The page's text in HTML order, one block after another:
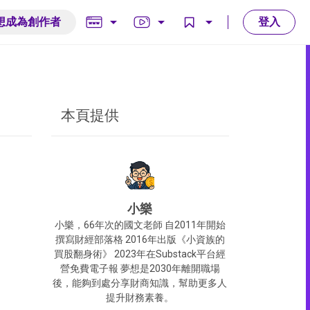
成為創作者 arrow_drop_down arrow_drop_down arrow_drop_down 登入
本頁提供
小樂
小樂，66年次的國文老師 自2011年開始
撰寫財經部落格 2016年出版《小資族的
買股翻身術》 2023年在Substack平台經
營免費電子報 夢想是2030年離開職場
後，能夠到處分享財商知識，幫助更多人
提升財務素養。